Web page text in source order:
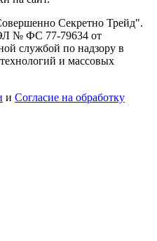
Секретно Трейд".
ЭЛ № ФС 77-79634 от
службой по надзору в
и массовых
и Согласие на обработку